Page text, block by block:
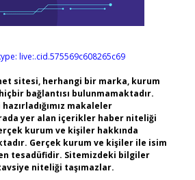
live:.cid.575569c608265c69
sitesi, herhangi bir marka, kurum
bağlantısı bulunmamaktadır.
makaleler
yer alan içerikler haber niteliği
kurum ve kişiler hakkında
Gerçek kurum ve kişiler ile isim
tesadüfidir. Sitemizdeki bilgiler
niteliği taşımazlar.